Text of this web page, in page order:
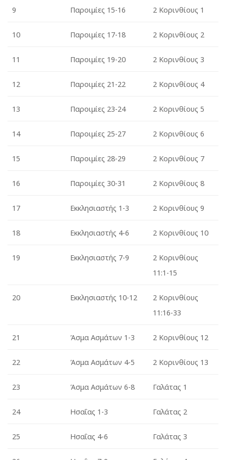
9 Παροιμίες 15-16 2 Κορινθίους 1
10 Παροιμίες 17-18 2 Κορινθίους 2
11 Παροιμίες 19-20 2 Κορινθίους 3
12 Παροιμίες 21-22 2 Κορινθίους 4
13 Παροιμίες 23-24 2 Κορινθίους 5
14 Παροιμίες 25-27 2 Κορινθίους 6
15 Παροιμίες 28-29 2 Κορινθίους 7
16 Παροιμίες 30-31 2 Κορινθίους 8
17 Εκκλησιαστής 1-3 2 Κορινθίους 9
18 Εκκλησιαστής 4-6 2 Κορινθίους 10
19 Εκκλησιαστής 7-9
2 Κορινθίους
11:1-15
20 Εκκλησιαστής 10-12
2 Κορινθίους
11:16-33
21 Άσμα Ασμάτων 1-3 2 Κορινθίους 12
22 Άσμα Ασμάτων 4-5 2 Κορινθίους 13
23 Άσμα Ασμάτων 6-8 Γαλάτας 1
24 Ησαΐας 1-3 Γαλάτας 2
25 Ησαΐας 4-6 Γαλάτας 3